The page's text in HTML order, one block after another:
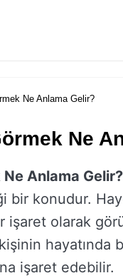
Ne Anlama Gelir?
Ne
Anlama Gelir?
bir konudur.
işaret olarak
hayatında
işaret edebilir.